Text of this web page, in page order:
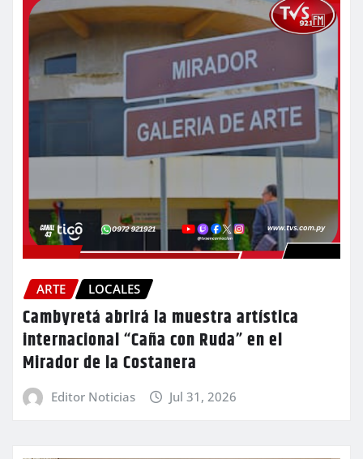
ARTE LOCALES
Cambyretá abrirá la muestra artística
internacional “Caña con Ruda” en el
Mirador de la Costanera
Editor Noticias Jul 31, 2026